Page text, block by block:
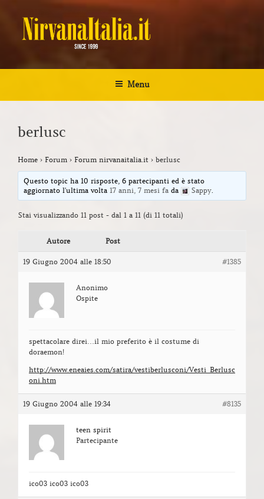
contenuto
NIRVANA ITALIA
Menu
berlusc
Home › Forum › Forum nirvanaitalia.it › berlusc
Questo topic ha 10 risposte, 6 partecipanti ed è stato
aggiornato l'ultima volta17 anni, 7 mesi fa da Sappy.
Stai visualizzando 11 post - dal 1 a 11 (di 11 totali)
Autore Post
19 Giugno 2004 alle 18:50 #1385
Anonimo
Ospite
spettacolare direi…il mio preferito è il costume di
doraemon!
http://www.eneaies.com/satira/vestiberlusconi/Vesti_Berlusc
oni.htm
19 Giugno 2004 alle 19:34 #8135
teen spirit
Partecipante
ico03 ico03 ico03